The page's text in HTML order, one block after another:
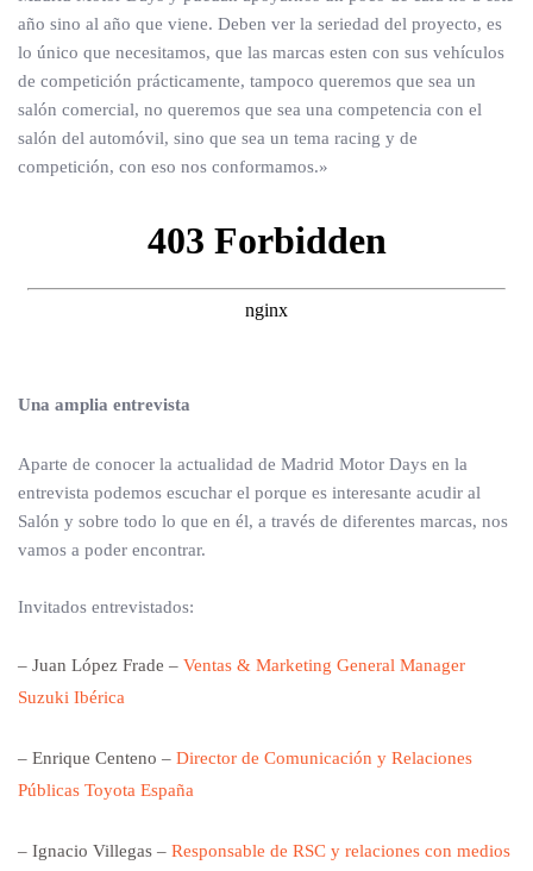
año sino al año que viene. Deben ver la seriedad del proyecto, es
lo único que necesitamos, que las marcas esten con sus vehículos
de competición prácticamente, tampoco queremos que sea un
salón comercial, no queremos que sea una competencia con el
salón del automóvil, sino que sea un tema racing y de
competición, con eso nos conformamos.»
Una amplia entrevista
Aparte de conocer la actualidad de Madrid Motor Days en la
entrevista podemos escuchar el porque es interesante acudir al
Salón y sobre todo lo que en él, a través de diferentes marcas, nos
vamos a poder encontrar.
Invitados entrevistados:
– Juan López Frade – Ventas & Marketing General Manager
Suzuki Ibérica
– Enrique Centeno – Director de Comunicación y Relaciones
Públicas Toyota España
– Ignacio Villegas – Responsable de RSC y relaciones con medios